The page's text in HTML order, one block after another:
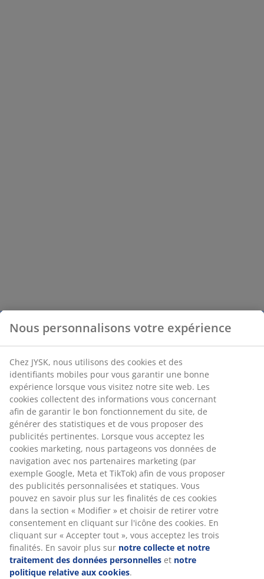
Nous personnalisons votre expérience
Chez JYSK, nous utilisons des cookies et des
identifiants mobiles pour vous garantir une bonne
expérience lorsque vous visitez notre site web. Les
cookies collectent des informations vous concernant
afin de garantir le bon fonctionnement du site, de
générer des statistiques et de vous proposer des
publicités pertinentes. Lorsque vous acceptez les
cookies marketing, nous partageons vos données de
navigation avec nos partenaires marketing (par
exemple Google, Meta et TikTok) afin de vous proposer
des publicités personnalisées et statiques. Vous
pouvez en savoir plus sur les finalités de ces cookies
dans la section « Modifier » et choisir de retirer votre
consentement en cliquant sur l'icône des cookies. En
cliquant sur « Accepter tout », vous acceptez les trois
finalités. En savoir plus sur notre collecte et notre
traitement des données personnelles et notre
politique relative aux cookies.